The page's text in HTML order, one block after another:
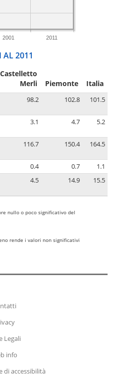
2001 2011
AL 2011
Castelletto
Merli
Piemonte Italia
98.2 102.8 101.5
3.1 4.7 5.2
116.7 150.4 164.5
0.4 0.7
1.1
4.5 14.9 15.5
nullo o poco significativo del
rende i valori non significativi
Legali
info
di accessibilità